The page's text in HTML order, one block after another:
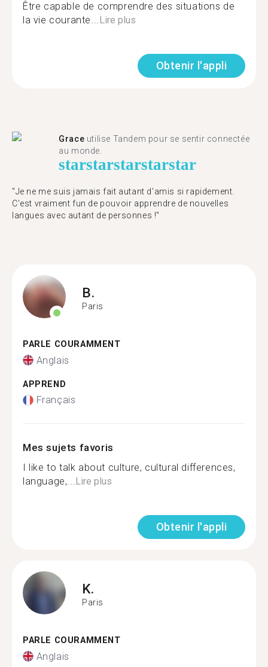
Être capable de comprendre des situations de
la vie courante...Lire plus
Obtenir l'appli
Grace utilise Tandem pour se sentir connectée
au monde.
starstarstarstarstar
"Je ne me suis jamais fait autant d'amis si rapidement.
C'est vraiment fun de pouvoir apprendre de nouvelles
langues avec autant de personnes !"
B.
Paris
PARLE COURAMMENT
Anglais
APPREND
Français
Mes sujets favoris
I like to talk about culture, cultural differences,
language,...Lire plus
Obtenir l'appli
K.
Paris
PARLE COURAMMENT
Anglais